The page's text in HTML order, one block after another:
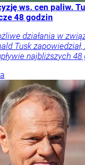
ws. cen paliw.
48 godzin
działania w
Tusk
najbliższych 48